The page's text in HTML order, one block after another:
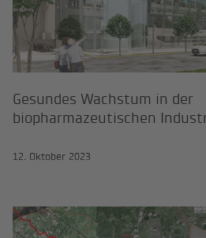
Gesundes Wachstum in der
biopharmazeutischen
12. Oktober 2023
Öffentliche